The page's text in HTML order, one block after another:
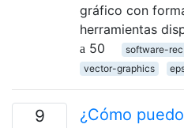
gráfico con
herramientas
50
software-rec
vector-graphics
9
¿Cómo